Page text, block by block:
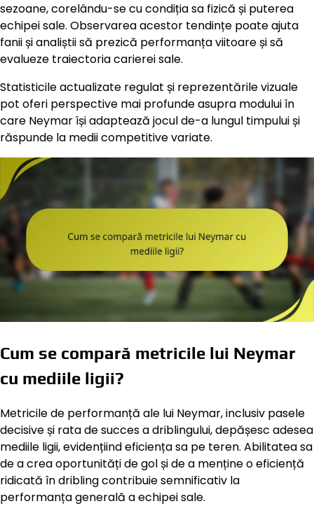
sezoane, corelându-se cu condiția sa fizică și puterea
echipei sale. Observarea acestor tendințe poate ajuta
fanii și analiștii să prezică performanța viitoare și să
evalueze traiectoria carierei sale.
Statisticile actualizate regulat și reprezentările vizuale
pot oferi perspective mai profunde asupra modului în
care Neymar își adaptează jocul de-a lungul timpului și
răspunde la medii competitive variate.
Cum se compară metricile lui Neymar
cu mediile ligii?
Metricile de performanță ale lui Neymar, inclusiv pasele
decisive și rata de succes a driblingului, depășesc adesea
mediile ligii, evidențiind eficiența sa pe teren. Abilitatea sa
de a crea oportunități de gol și de a menține o eficiență
ridicată în dribling contribuie semnificativ la
performanța generală a echipei sale.